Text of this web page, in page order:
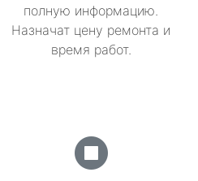
полную информацию.
Назначат цену ремонта и
время работ.